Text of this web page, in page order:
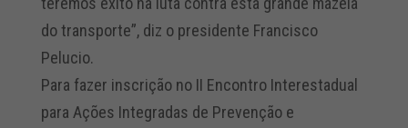
do transporte”, diz o presidente Francisco
Pelucio.
Para fazer inscrição no II Encontro Interestadual
para Ações Integradas de Prevenção e